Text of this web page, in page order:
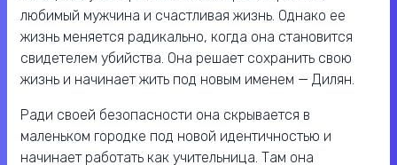
любимый мужчина и счастливая жизнь. Однако ее
жизнь меняется радикально, когда она становится
свидетелем убийства. Она решает сохранить свою
жизнь и начинает жить под новым именем — Дилян.
Ради своей безопасности она скрывается в
маленьком городке под новой идентичностью и
начинает работать как учительница. Там она